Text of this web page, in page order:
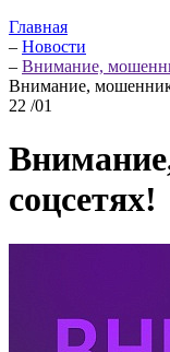
Главная
– Новости
– Внимание,
Внимание,
22 /01
соцсетях!